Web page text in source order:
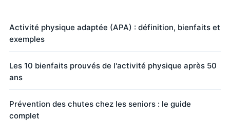
Activité physique adaptée (APA) : définition, bienfaits et
exemples
Les 10 bienfaits prouvés de l'activité physique après 50
ans
Prévention des chutes chez les seniors : le guide
complet